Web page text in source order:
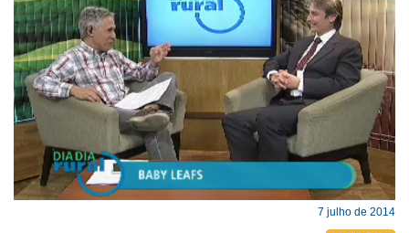
7 julho de 2014